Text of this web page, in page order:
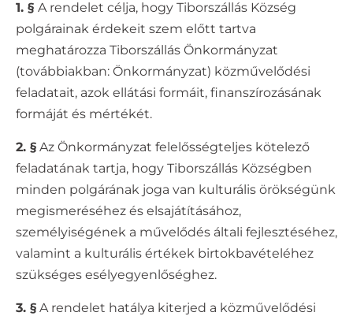
1. § A rendelet célja, hogy Tiborszállás Község
polgárainak érdekeit szem előtt tartva
meghatározza Tiborszállás Önkormányzat
(továbbiakban: Önkormányzat) közművelődési
feladatait, azok ellátási formáit, finanszírozásának
formáját és mértékét.
2. § Az Önkormányzat felelősségteljes kötelező
feladatának tartja, hogy Tiborszállás Községben
minden polgárának joga van kulturális örökségünk
megismeréséhez és elsajátításához,
személyiségének a művelődés általi fejlesztéséhez,
valamint a kulturális értékek birtokbavételéhez
szükséges esélyegyenlőséghez.
3. § A rendelet hatálya kiterjed a közművelődési